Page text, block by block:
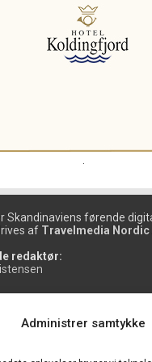
Administrer samtykke
Skandinaviens førende
af Travelmedia Nordic
redaktør:
Skouboe